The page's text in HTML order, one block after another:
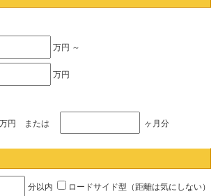
万円 ～
万円
万円 または ヶ月分
分以内 ロードサイド型（距離は気にしない）